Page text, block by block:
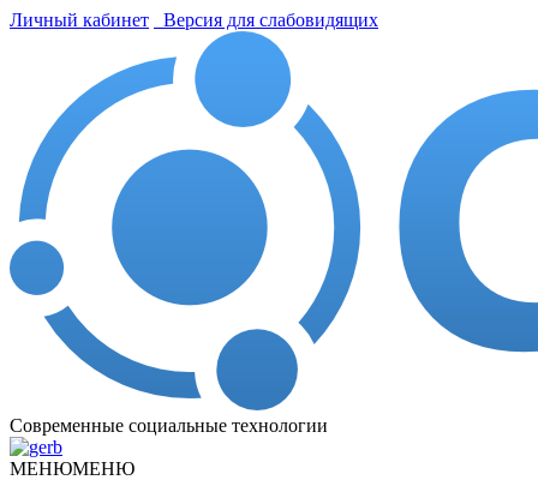
Личный кабинет Версия для слабовидящих
Современные социальные технологии
МЕНЮМЕНЮ